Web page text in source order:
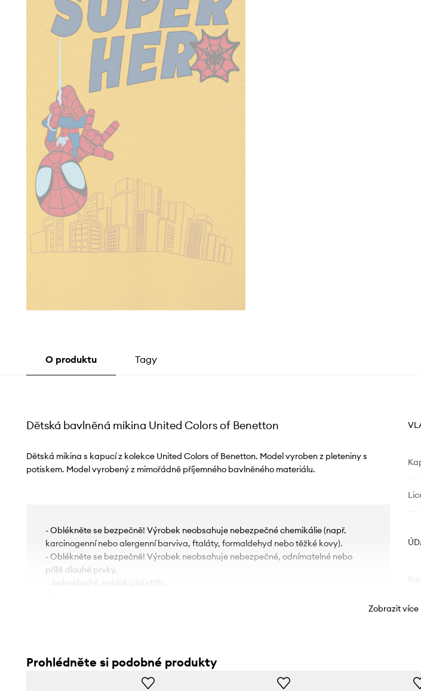
O produktu Tagy
Dětská bavlněná mikina United Colors of Benetton
Dětská mikina s kapucí z kolekce United Colors of Benetton. Model vyroben z pleteniny s
potiskem. Model vyrobený z mimořádně příjemného bavlněného materiálu.
- Oblékněte se bezpečně! Výrobek neobsahuje nebezpečné chemikálie (např.
karcinogenní nebo alergenní barviva, ftaláty, formaldehyd nebo těžké kovy).
- Oblékněte se bezpečně! Výrobek neobsahuje nebezpečné, odnímatelné nebo
příliš dlouhé prvky.
- Jednoduchý, neblokující střih.
- Šířka v podpaží: 39 cm.
- Rozměry pro velikost: 110 cm.
Zobrazit více
Prohlédněte si podobné produkty